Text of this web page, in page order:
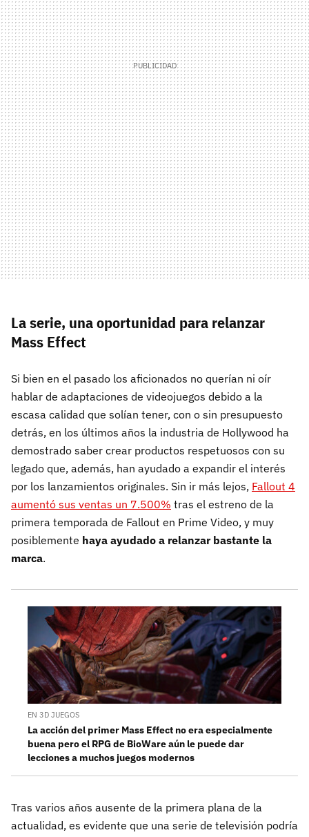
La serie, una oportunidad para relanzar
Mass Effect
Si bien en el pasado los aficionados no querían ni oír
hablar de adaptaciones de videojuegos debido a la
escasa calidad que solían tener, con o sin presupuesto
detrás, en los últimos años la industria de Hollywood ha
demostrado saber crear productos respetuosos con su
legado que, además, han ayudado a expandir el interés
por los lanzamientos originales. Sin ir más lejos, Fallout 4
aumentó sus ventas un 7.500% tras el estreno de la
primera temporada de Fallout en Prime Video, y muy
posiblemente haya ayudado a relanzar bastante la
marca.
EN 3D JUEGOS
La acción del primer Mass Effect no era especialmente
buena pero el RPG de BioWare aún le puede dar
lecciones a muchos juegos modernos
Tras varios años ausente de la primera plana de la
actualidad, es evidente que una serie de televisión podría